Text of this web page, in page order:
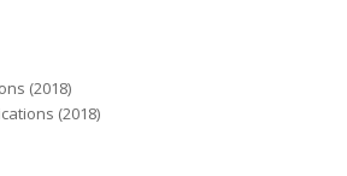
(2018)
(2018)